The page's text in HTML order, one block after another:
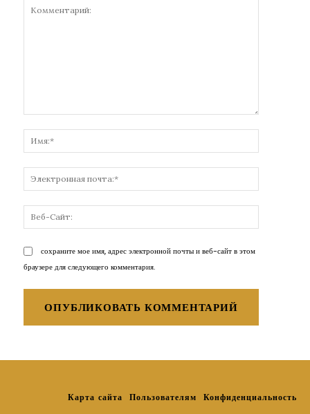
почта:*
Сайт:
сохраните мое имя, адрес электронной почты и веб-сайт в этом
браузере для следующего комментария.
Карта сайта Пользователям Конфиденциальность